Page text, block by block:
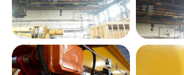
Оставьте свои данные и мы
свяжемся с вами в ближайшее
время, чтобы обсудить
сотрудничество